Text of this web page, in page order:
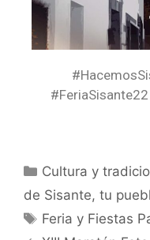
Cultura y
de Sisante, tu
Feria y Fiestas